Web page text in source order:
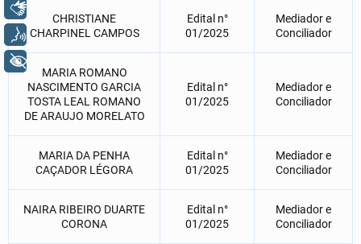
CHRISTIANE
CHARPINEL CAMPOS
Edital n°
01/2025
Mediador e
Conciliador
MARIA ROMANO
NASCIMENTO GARCIA
TOSTA LEAL ROMANO
DE ARAUJO MORELATO
Edital n°
01/2025
Mediador e
Conciliador
MARIA DA PENHA
CAÇADOR LÉGORA
Edital n°
01/2025
Mediador e
Conciliador
NAIRA RIBEIRO DUARTE
CORONA
Edital n°
01/2025
Mediador e
Conciliador
Voz